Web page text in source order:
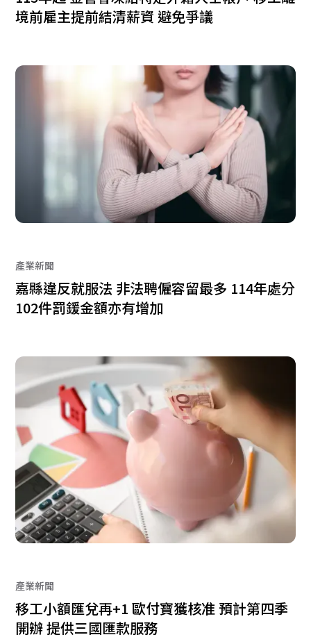
境前雇主提前結清薪資 避免爭議
產業新聞
嘉縣違反就服法 非法聘僱容留最多 114年處分
102件罰鍰金額亦有增加
產業新聞
移工小額匯兌再+1 歐付寶獲核准 預計第四季
開辦 提供三國匯款服務